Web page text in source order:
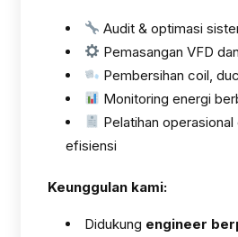
Audit & optimasi
Pemasangan VFD
Pembersihan coil,
Monitoring energi
Pelatihan operasional
efisiensi
Keunggulan kami:
Didukung engineer